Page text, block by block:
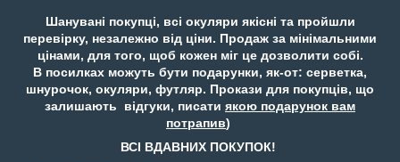
Шанувані покупці, всі окуляри якісні та пройшли
перевірку, незалежно від ціни. Продаж за мінімальними
цінами, для того, щоб кожен міг це дозволити собі.
В посилках можуть бути подарунки, як-от: серветка,
шнурочок, окуляри, футляр. Прокази для покупців, що
залишають відгуки, писати якою подарунок вам
потрапив)
ВСІ ВДАВНИХ ПОКУПОК!